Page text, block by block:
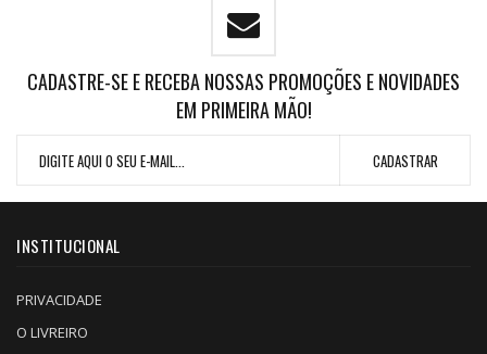
CADASTRE-SE E RECEBA NOSSAS PROMOÇÕES E NOVIDADES
EM PRIMEIRA MÃO!
INSTITUCIONAL
PRIVACIDADE
O LIVREIRO